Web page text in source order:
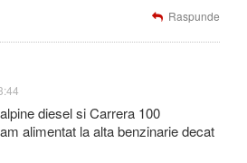
Raspunde
diesel si Carrera 100
alimentat la alta benzinarie decat